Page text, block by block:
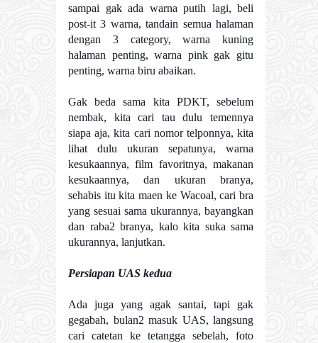
sampai gak ada warna putih lagi, beli
post-it 3 warna, tandain semua halaman
dengan 3 category, warna kuning
halaman penting, warna pink gak gitu
penting, warna biru abaikan.
Gak beda sama kita PDKT, sebelum
nembak, kita cari tau dulu temennya
siapa aja, kita cari nomor telponnya, kita
lihat dulu ukuran sepatunya, warna
kesukaannya, film favoritnya, makanan
kesukaannya, dan ukuran branya,
sehabis itu kita maen ke Wacoal, cari bra
yang sesuai sama ukurannya, bayangkan
dan raba2 branya, kalo kita suka sama
ukurannya, lanjutkan.
Persiapan UAS kedua
Ada juga yang agak santai, tapi gak
gegabah, bulan2 masuk UAS, langsung
cari catetan ke tetangga sebelah, foto